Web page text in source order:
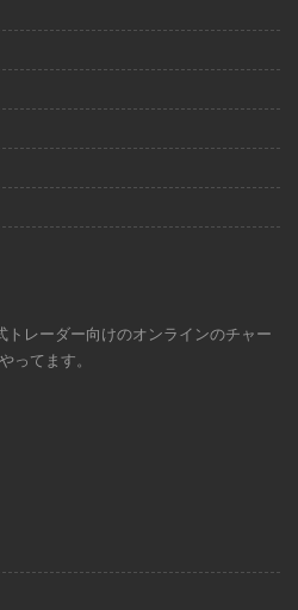
トレーダー向けのオンラインのチャー
ってます。